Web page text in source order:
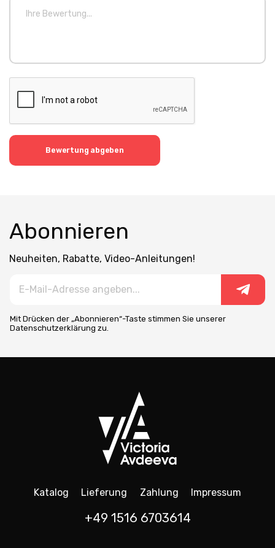
Bewertung abgeben
Abonnieren
Neuheiten, Rabatte, Video-Anleitungen!
Mit Drücken der „Abonnieren“-Taste stimmen Sie unserer
Datenschutzerklärung zu.
Katalog Lieferung Zahlung Impressum
+49 1516 6703614